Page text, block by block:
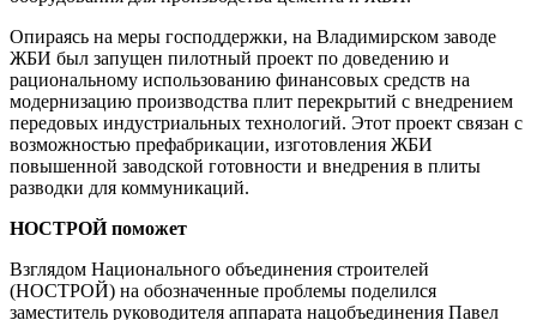
Опираясь на меры господдержки, на Владимирском заводе
ЖБИ был запущен пилотный проект по доведению и
рациональному использованию финансовых средств на
модернизацию производства плит перекрытий с внедрением
передовых индустриальных технологий. Этот проект связан с
возможностью префабрикации, изготовления ЖБИ
повышенной заводской готовности и внедрения в плиты
разводки для коммуникаций.
НОСТРОЙ поможет
Взглядом Национального объединения строителей
(НОСТРОЙ) на обозначенные проблемы поделился
заместитель руководителя аппарата нацобъединения Павел